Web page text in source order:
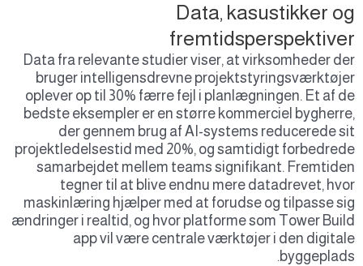
Data, kasustikker og
fremtidsperspektiver
Data fra relevante studier viser, at virksomheder der
bruger intelligensdrevne projektstyringsværktøjer
oplever op til 30% færre fejl i planlægningen. Et af de
bedste eksempler er en større kommerciel bygherre,
der gennem brug af AI-systems reducerede sit
projektledelsestid med 20%, og samtidigt forbedrede
samarbejdet mellem teams signifikant. Fremtiden
tegner til at blive endnu mere datadrevet, hvor
maskinlæring hjælper med at forudse og tilpasse sig
ændringer i realtid, og hvor platforme som Tower Build
app vil være centrale værktøjer i den digitale
byggeplads.